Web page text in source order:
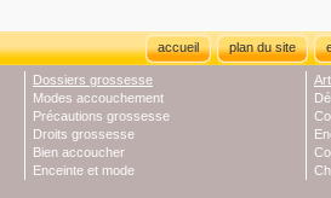
accueil plan du site
Dossiers grossesse
Modes accouchement
Précautions grossesse
Droits grossesse
Bien accoucher
Enceinte et mode